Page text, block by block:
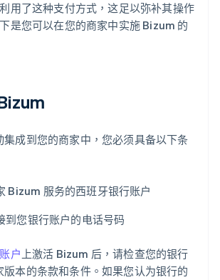
用了这种支付方式，这足以弥补其操作
是您可以在您的商家中实施 Bizum 的
成到您的商家中，您必须具备以下条
Bizum 服务的西班牙银行账户
到您银行账户的电话号码
户 上激活 Bizum 后，请检查您的银行
本的条款和条件。如果您认为银行的